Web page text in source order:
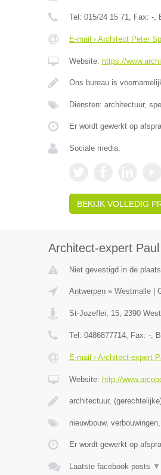
Tel: 015/24 15 71, Fax: -,
E-mail › Architect Peter
Website: https://
Ons bureau is
Diensten: architectuur,
Er wordt gewerkt op
Sociale media:
BEKIJK VOLLEDIG
Architect-expert
Niet gevestigd in de
Antwerpen» Westmalle|
St-Jozeflei, 15, 2390
Tel: 0486877714, Fax: -,
E-mail › Architect-expert
Website: http://
architectuur,
nieuwbouw,
Er wordt gewerkt op
Laatste facebook posts ▼